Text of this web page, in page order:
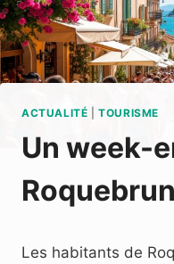
ACTUALITÉ |TOURISME
Un week-
Les habitants de